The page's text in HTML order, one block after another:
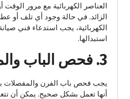
العناصر الكهربائية مع مرور
الزائد. في حالة وجود أي تلف أو
الكهربائية، يجب استدعاء فني
استبدالها.
3. فحص الباب والمفصلات
يجب فحص باب الفرن والمفصلات
أنها تعمل بشكل صحيح. يمكن أن